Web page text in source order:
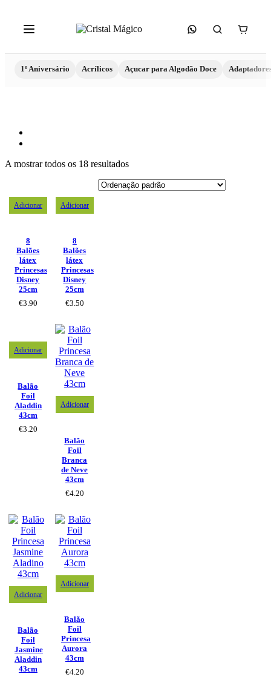
1º Aniversário Acrílicos Açucar para Algodão Doce
A mostrar todos os 18 resultados
Adicionar
8
Balões
látex
Princesas
Disney
25cm
€3.90
Adicionar
8
Balões
látex
Princesas
Disney
25cm
€3.50
Adicionar
Balão
Foil
Aladdin
43cm
€3.20
Adicionar
Balão
Foil
Branca
de Neve
43cm
€4.20
Adicionar
Balão
Foil
Jasmine
Aladdin
43cm
Adicionar
Balão
Foil
Princesa
Aurora
43cm
€4.20